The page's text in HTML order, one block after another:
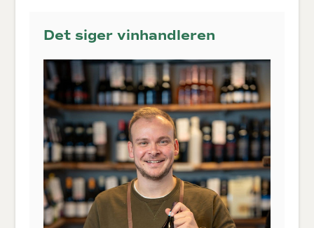
Det siger vinhandleren